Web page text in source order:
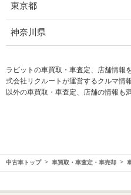
東京都
神奈川県
ラビットの車買取・車査定、店舗情報
式会社リクルートが運営するクルマ情
以外の車買取・車査定、店舗の情報も
中古車トップ 車買取・車査定・車売却